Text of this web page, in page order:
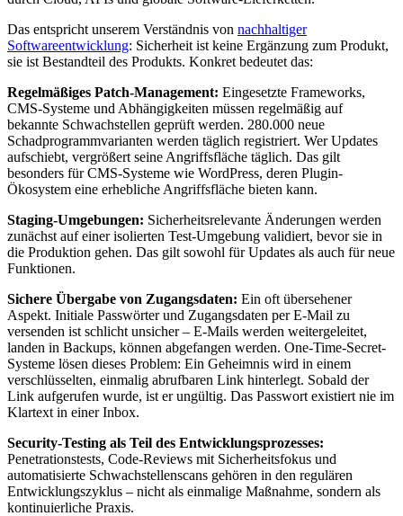
Das entspricht unserem Verständnis von nachhaltiger
Softwareentwicklung: Sicherheit ist keine Ergänzung zum Produkt,
sie ist Bestandteil des Produkts. Konkret bedeutet das:
Regelmäßiges Patch-Management: Eingesetzte Frameworks,
CMS-Systeme und Abhängigkeiten müssen regelmäßig auf
bekannte Schwachstellen geprüft werden. 280.000 neue
Schadprogrammvarianten werden täglich registriert. Wer Updates
aufschiebt, vergrößert seine Angriffsfläche täglich. Das gilt
besonders für CMS-Systeme wie WordPress, deren Plugin-
Ökosystem eine erhebliche Angriffsfläche bieten kann.
Staging-Umgebungen: Sicherheitsrelevante Änderungen werden
zunächst auf einer isolierten Test-Umgebung validiert, bevor sie in
die Produktion gehen. Das gilt sowohl für Updates als auch für neue
Funktionen.
Sichere Übergabe von Zugangsdaten: Ein oft übersehener
Aspekt. Initiale Passwörter und Zugangsdaten per E-Mail zu
versenden ist schlicht unsicher – E-Mails werden weitergeleitet,
landen in Backups, können abgefangen werden. One-Time-Secret-
Systeme lösen dieses Problem: Ein Geheimnis wird in einem
verschlüsselten, einmalig abrufbaren Link hinterlegt. Sobald der
Link aufgerufen wurde, ist er ungültig. Das Passwort existiert nie im
Klartext in einer Inbox.
Security-Testing als Teil des Entwicklungsprozesses:
Penetrationstests, Code-Reviews mit Sicherheitsfokus und
automatisierte Schwachstellenscans gehören in den regulären
Entwicklungszyklus – nicht als einmalige Maßnahme, sondern als
kontinuierliche Praxis.